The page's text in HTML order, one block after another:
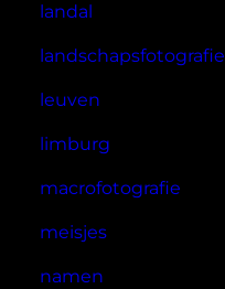
landal
landschapsfotografie
leuven
limburg
macrofotografie
meisjes
namen